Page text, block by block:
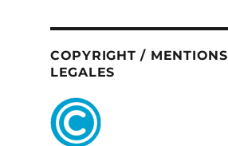
COPYRIGHT / MENTIONS
LEGALES